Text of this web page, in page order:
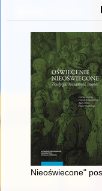
Nieoświecone"